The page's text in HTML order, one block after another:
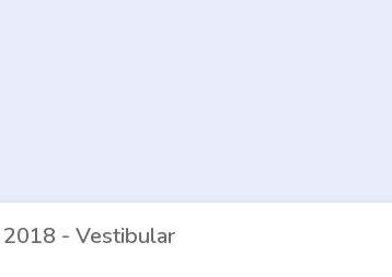
2018 - Vestibular